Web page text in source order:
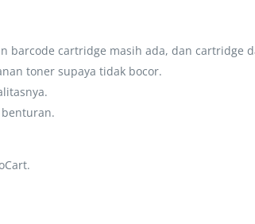
barcode cartridge masih ada, dan cartridge
toner supaya tidak bocor.